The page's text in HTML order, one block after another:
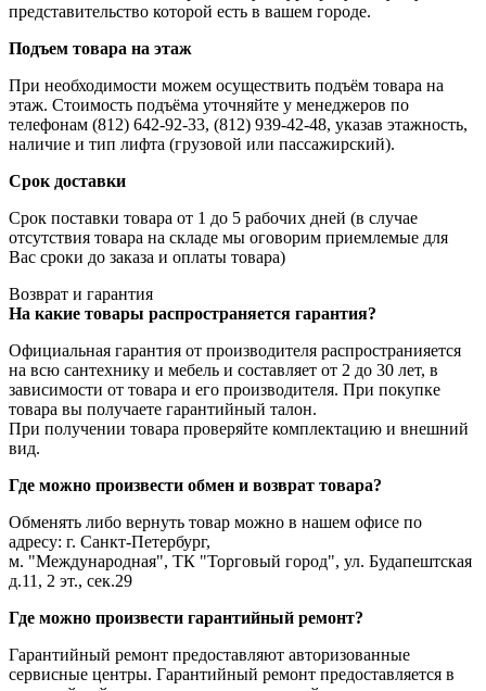
представительство которой есть в вашем городе.
Подъем товара на этаж
При необходимости можем осуществить подъём товара на
этаж. Стоимость подъёма уточняйте у менеджеров по
телефонам (812) 642-92-33, (812) 939-42-48, указав этажность,
наличие и тип лифта (грузовой или пассажирский).
Срок доставки
Срок поставки товара от 1 до 5 рабочих дней (в случае
отсутствия товара на складе мы оговорим приемлемые для
Вас сроки до заказа и оплаты товара)
Возврат и гарантия
На какие товары распространяется гарантия?
Официальная гарантия от производителя распространияется
на всю сантехнику и мебель и составляет от 2 до 30 лет, в
зависимости от товара и его производителя. При покупке
товара вы получаете гарантийный талон.
При получении товара проверяйте комплектацию и внешний
вид.
Где можно произвести обмен и возврат товара?
Обменять либо вернуть товар можно в нашем офисе по
адресу: г. Санкт-Петербург,
м. "Международная", ТК "Торговый город", ул. Будапештская
д.11, 2 эт., сек.29
Где можно произвести гарантийный ремонт?
Гарантийный ремонт предоставляют авторизованные
сервисные центры. Гарантийный ремонт предоставляется в